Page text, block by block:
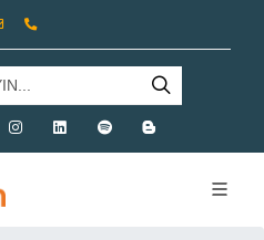
FacebookInstagramLinkedinSpotify